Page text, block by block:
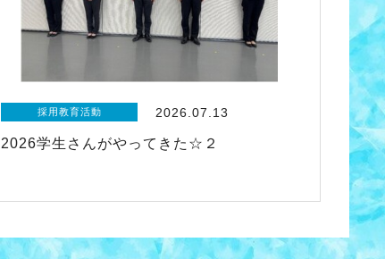
採用教育活動 2026.07.13
2026学生さんがやってきた☆２